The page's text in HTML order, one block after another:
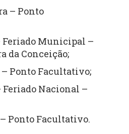
– Ponto
Feriado Municipal –
da Conceição;
Ponto Facultativo;
Feriado Nacional –
Ponto Facultativo.